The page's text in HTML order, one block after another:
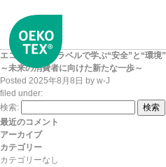
エコテックス®ラベルで学ぶ“安全”と“環境”
～未来の消費者に向けた新たな一歩～
Posted 2025年8月8日 by w-J
filed under:
検索:
検索
最近のコメント
アーカイブ
カテゴリー
カテゴリーなし